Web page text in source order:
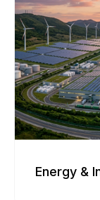
autonomem
Potenziale
Sicherheit
intelligenten
Die
im Wandel
steigende
unterstützt
intelligente,
Energy &